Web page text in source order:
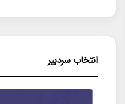
انتخاب سردبیر